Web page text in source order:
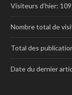
Visiteurs d’hier: 109
Nombre total de
Total des
Date du dernier